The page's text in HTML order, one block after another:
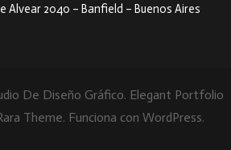
Alvear 2040 – Banfield – Buenos Aires
De Diseño Gráfico. Elegant Portfolio
Theme. Funciona con WordPress.